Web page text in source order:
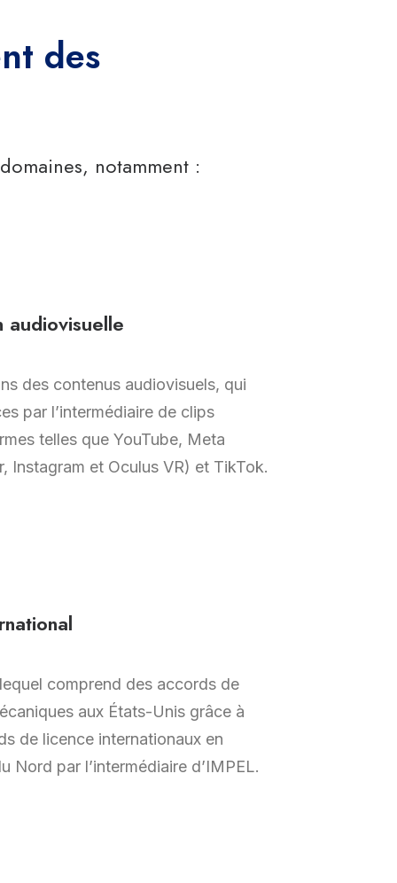
des
notamment :
audiovisuelle
des contenus audiovisuels, qui
par l’intermédiaire de clips
telles que YouTube, Meta
Instagram et Oculus VR) et TikTok.
comprend des accords de
aux États-Unis grâce à
de licence internationaux en
Nord par l’intermédiaire d’IMPEL.